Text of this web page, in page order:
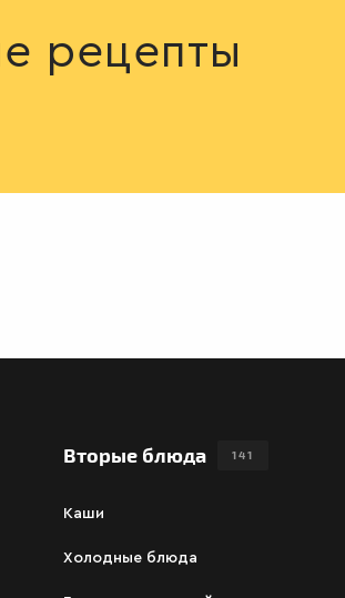
рецепты
Вторые блюда 141
Каши
Холодные блюда